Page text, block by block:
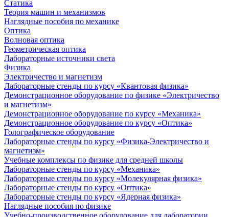
Статика
Теория машин и механизмов
Наглядные пособия по механике
Оптика
Волновая оптика
Геометрическая оптика
Лабораторные источники света
Физика
Электричество и магнетизм
Лабораторные стенды по курсу «Квантовая физика»
Демонстрационное оборудование по физике «Электричество
и магнетизм»
Демонстрационное оборудование по курсу «Механика»
Демонстрационное оборудование по курсу «Оптика»
Голографическое оборудование
Лабораторные стенды по курсу «Физика-Электричество и
магнетизм»
Учебные комплексы по физике для средней школы
Лабораторные стенды по курсу «Механика»
Лабораторные стенды по курсу «Молекулярная физика»
Лабораторные стенды по курсу «Оптика»
Лабораторные стенды по курсу «Ядерная физика»
Наглядные пособия по физике
Учебно-производственное оборудование для лаборатории